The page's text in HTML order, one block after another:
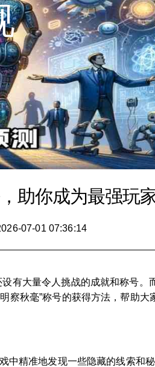
助你成为最强玩家
07-01 07:36:14
有大量令人挑战的成就和称号。
秋毫”称号的获得方法，帮助大
精准地发现一些隐藏的线索和